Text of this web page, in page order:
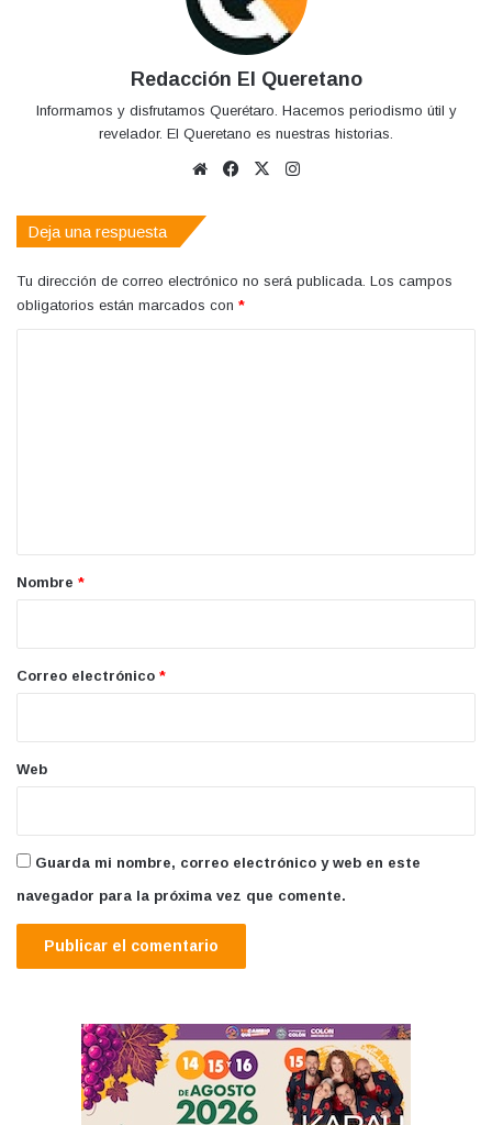
Redacción El Queretano
Informamos y disfrutamos Querétaro. Hacemos periodismo útil y
revelador. El Queretano es nuestras historias.
Sitio
Facebook
X
Deja una respuesta
Tu dirección de correo electrónico no será publicada. Los campos
obligatorios están marcados con *
r
*
Nombre *
Correo electrónico *
Web
Guarda mi nombre, correo electrónico y web en este
navegador para la próxima vez que comente.